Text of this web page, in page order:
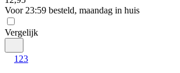
Voor 23:59 besteld, maandag in huis
Vergelijk
1 23